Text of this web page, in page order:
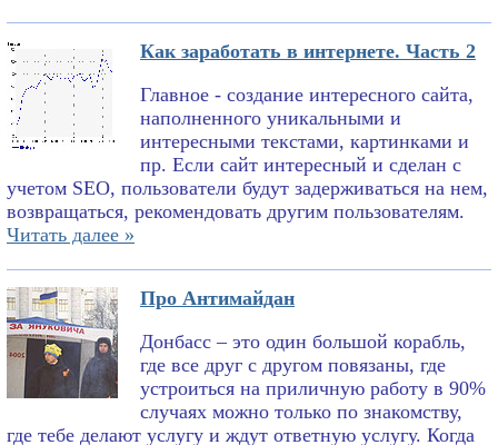
Как заработать в интернете. Часть 2
Главное - создание интересного сайта,
наполненного уникальными и
интересными текстами, картинками и
пр. Если сайт интересный и сделан с
учетом SEO, пользователи будут задерживаться на нем,
возвращаться, рекомендовать другим пользователям.
Читать далее »
Про Антимайдан
Донбасс – это один большой корабль,
где все друг с другом повязаны, где
устроиться на приличную работу в 90%
случаях можно только по знакомству,
где тебе делают услугу и ждут ответную услугу. Когда